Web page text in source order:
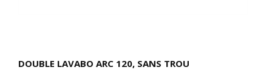
DOUBLE LAVABO ARC 120, SANS TROU